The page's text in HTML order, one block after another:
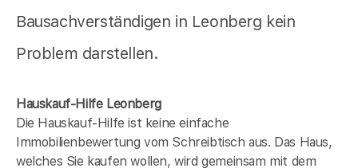
Bausachverständigen in Leonberg kein
Problem darstellen.
Hauskauf-Hilfe Leonberg
Die Hauskauf-Hilfe ist keine einfache
Immobilienbewertung vom Schreibtisch aus. Das Haus,
welches Sie kaufen wollen, wird gemeinsam mit dem